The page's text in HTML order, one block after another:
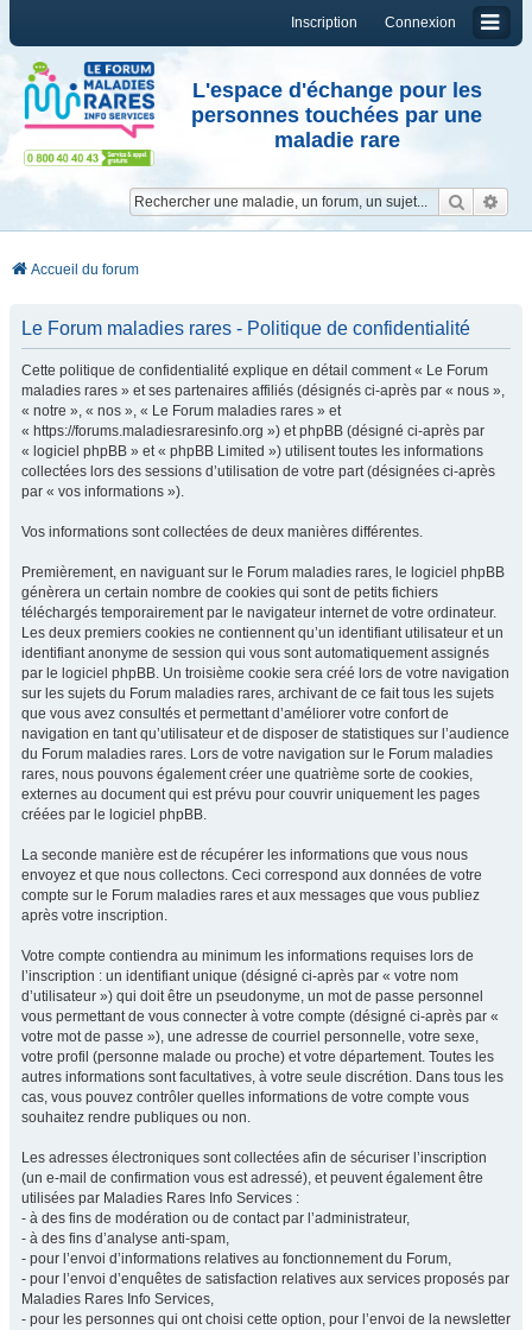
Connexion
Inscription
L'espace d'échange pour les
personnes touchées par une
maladie rare
Accueil du forum
Le Forum maladies rares - Politique de confidentialité
Cette politique de confidentialité explique en détail comment « Le Forum
maladies rares » et ses partenaires affiliés (désignés ci-après par « nous »,
« notre », « nos », « Le Forum maladies rares » et
« https://forums.maladiesraresinfo.org ») et phpBB (désigné ci-après par
« logiciel phpBB » et « phpBB Limited ») utilisent toutes les informations
collectées lors des sessions d’utilisation de votre part (désignées ci-après
par « vos informations »).
Vos informations sont collectées de deux manières différentes.
Premièrement, en naviguant sur le Forum maladies rares, le logiciel phpBB
génèrera un certain nombre de cookies qui sont de petits fichiers
téléchargés temporairement par le navigateur internet de votre ordinateur.
Les deux premiers cookies ne contiennent qu’un identifiant utilisateur et un
identifiant anonyme de session qui vous sont automatiquement assignés
par le logiciel phpBB. Un troisième cookie sera créé lors de votre navigation
sur les sujets du Forum maladies rares, archivant de ce fait tous les sujets
que vous avez consultés et permettant d’améliorer votre confort de
navigation en tant qu’utilisateur et de disposer de statistiques sur l’audience
du Forum maladies rares. Lors de votre navigation sur le Forum maladies
rares, nous pouvons également créer une quatrième sorte de cookies,
externes au document qui est prévu pour couvrir uniquement les pages
créées par le logiciel phpBB.
La seconde manière est de récupérer les informations que vous nous
envoyez et que nous collectons. Ceci correspond aux données de votre
compte sur le Forum maladies rares et aux messages que vous publiez
après votre inscription.
Votre compte contiendra au minimum les informations requises lors de
l’inscription : un identifiant unique (désigné ci-après par « votre nom
d’utilisateur ») qui doit être un pseudonyme, un mot de passe personnel
vous permettant de vous connecter à votre compte (désigné ci-après par «
votre mot de passe »), une adresse de courriel personnelle, votre sexe,
votre profil (personne malade ou proche) et votre département. Toutes les
autres informations sont facultatives, à votre seule discrétion. Dans tous les
cas, vous pouvez contrôler quelles informations de votre compte vous
souhaitez rendre publiques ou non.
Les adresses électroniques sont collectées afin de sécuriser l’inscription
(un e-mail de confirmation vous est adressé), et peuvent également être
utilisées par Maladies Rares Info Services :
- à des fins de modération ou de contact par l’administrateur,
- à des fins d’analyse anti-spam,
- pour l’envoi d’informations relatives au fonctionnement du Forum,
- pour l’envoi d’enquêtes de satisfaction relatives aux services proposés par
Maladies Rares Info Services,
- pour les personnes qui ont choisi cette option, pour l’envoi de la newsletter